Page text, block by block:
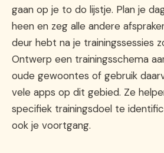
gaan op je to do lijstje. Plan je
heen en zeg alle andere
deur hebt na je trainingssessies
Ontwerp een trainingsschema
oude gewoontes of gebruik
vele apps op dit gebied. Ze
specifiek trainingsdoel te
ook je voortgang.